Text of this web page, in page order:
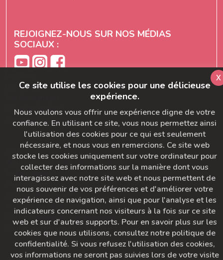
REJOIGNEZ-NOUS SUR NOS MÉDIAS
SOCIAUX :
Les séries
Les abonnements
Formation prof de yoga
FAQ
Ajoutez-nous à votre carnet d'adresse
Le bon départ
SymbioBoard
Politique BaseCamp
A propos du Studio Diva Yoga
CGU & Politique de Confidentialité
Pour nous contacter
Ce site utilise les cookies pour une délicieuse
expérience.
Nous voulons vous offrir une expérience digne de votre
confiance. En utilisant ce site, vous nous permettez ainsi
l'utilisation des cookies pour ce qui est seulement
nécessaire, et nous vous en remercions. Ce site web
stocke les cookies uniquement sur votre ordinateur pour
collecter des informations sur la manière dont vous
interagissez avec notre site web et nous permettent de
nous souvenir de vos préférences et d'améliorer votre
expérience de navigation, ainsi que pour l'analyse et les
indicateurs concernant nos visiteurs à la fois sur ce site
web et sur d'autres supports. Pour en savoir plus sur les
cookies que nous utilisons, consultez notre politique de
confidentialité. Si vous refusez l'utilisation des cookies,
vos informations ne seront pas suivies lors de votre visite
x